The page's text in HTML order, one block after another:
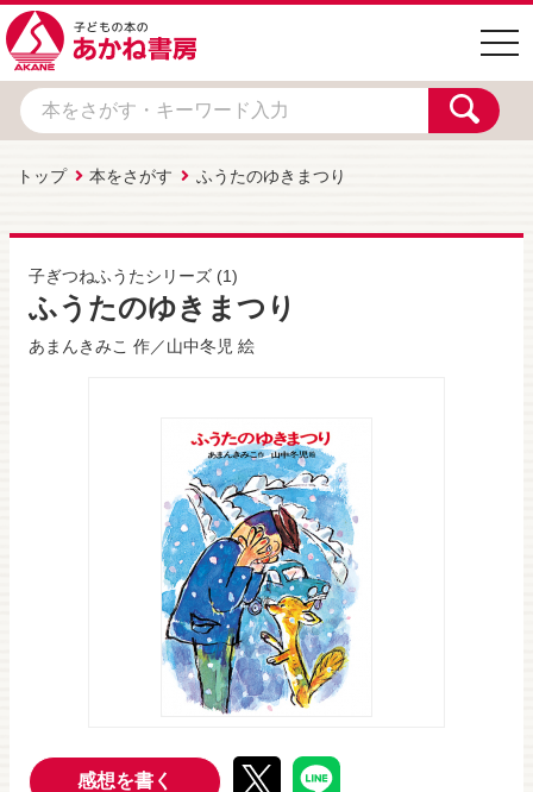
トップ 本をさがす ふうたのゆきまつり
子ぎつねふうたシリーズ (1)
ふうたのゆきまつり
あまんきみこ 作／山中冬児 絵
感想を書く